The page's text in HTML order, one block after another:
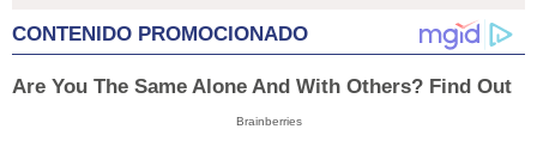
CONTENIDO PROMOCIONADO
Are You The Same Alone And With Others? Find Out
Brainberries